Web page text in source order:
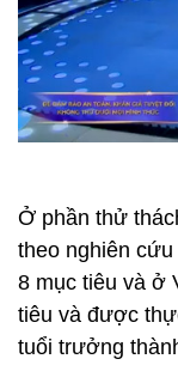
Ở phần thử
theo nghiên
8 mục tiêu và ở
tiêu và được
tuổi trưởng